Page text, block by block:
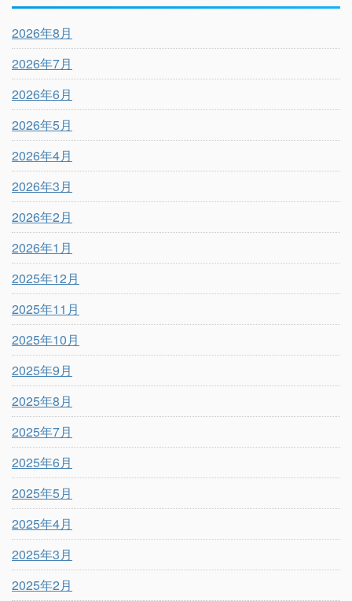
2026年8月
2026年7月
2026年6月
2026年5月
2026年4月
2026年3月
2026年2月
2026年1月
2025年12月
2025年11月
2025年10月
2025年9月
2025年8月
2025年7月
2025年6月
2025年5月
2025年4月
2025年3月
2025年2月